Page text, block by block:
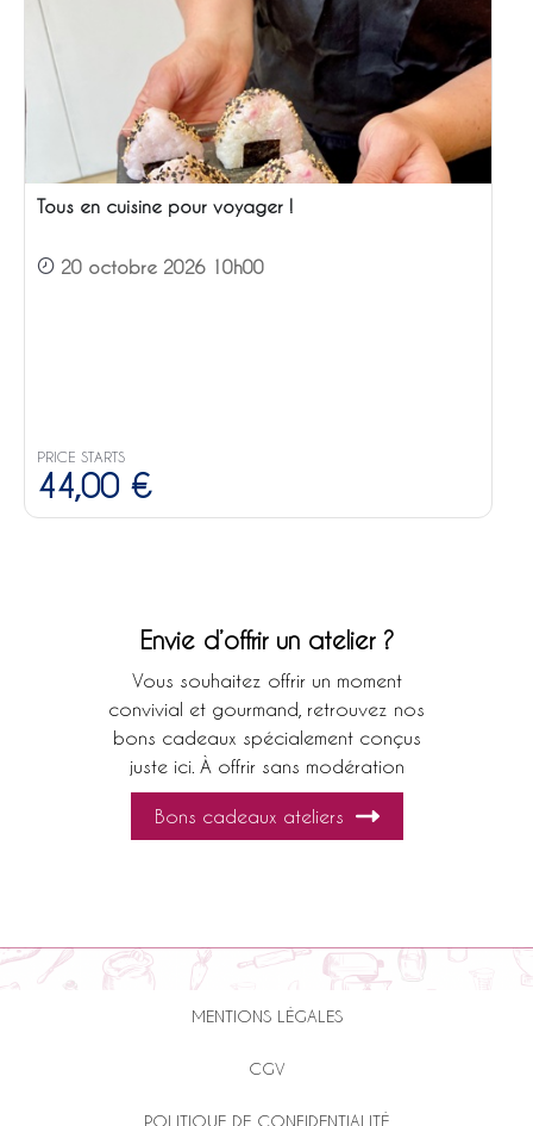
Tous en cuisine pour voyager !
20 octobre 2026 10h00
PRICE STARTS
44,00 €
Envie d’offrir un atelier ?
Vous souhaitez offrir un moment
convivial et gourmand, retrouvez nos
bons cadeaux spécialement conçus
juste ici. À offrir sans modération
Bons cadeaux ateliers
MENTIONS LÉGALES
CGV
POLITIQUE DE CONFIDENTIALITÉ